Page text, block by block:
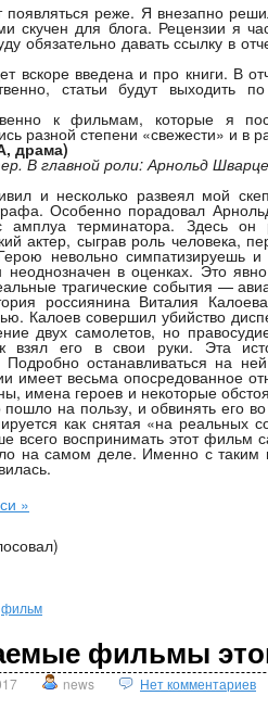
появляться реже. Я внезапно
скучен для блога. Рецензии я
обязательно давать ссылку в
вскоре введена и про книги. В
статьи будут
к фильмам, которые я
разной степени «свежести» и в
драма)
В главной роли: Арнольд
и несколько развеял мой
Особенно порадовал
амплуа терминатора. Здесь он
актер, сыграв роль человека,
невольно симпатизируешь
неоднозначен в оценках. Это
трагические события —
россиянина Виталия
Калоев совершил убийство
двух самолетов, но
взял его в свои руки. Эта
Подробно останавливаться на
имеет весьма опосредованное
имена героев и некоторые
на пользу, и обвинять его
как снятая «на реальных
всего воспринимать этот фильм
на самом деле. Именно с
»
фильм
фильмы
news Нет комментариев